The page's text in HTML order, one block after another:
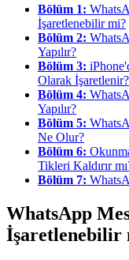
Bölüm 1:
İşaretlenebilir mi?
Bölüm 2:
Yapılır?
Bölüm 3:
Olarak İşaretlenir?
Bölüm 4:
Yapılır?
Bölüm 5:
Ne Olur?
Bölüm 6:
Tikleri Kaldırır
Bölüm 7:
WhatsApp
İşaretlenebilir